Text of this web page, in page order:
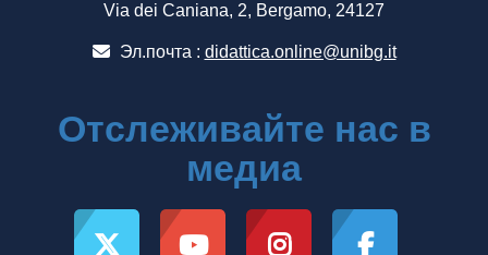
Via dei Caniana, 2, Bergamo, 24127
Эл.почта : didattica.online@unibg.it
Отслеживайте нас в
медиа